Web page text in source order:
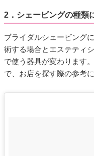
2．シェービングの種類
ブライダルシェービング
術する場合とエステティ
で使う器具が変わります
で、お店を探す際の参考に